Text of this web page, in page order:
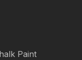
Paint